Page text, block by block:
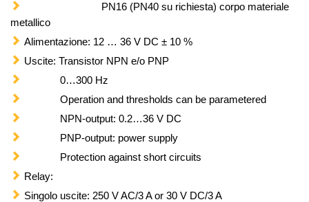
PN16 (PN40 su richiesta) corpo materiale
metallico
Alimentazione: 12 … 36 V DC ± 10 %
Uscite: Transistor NPN e/o PNP
0…300 Hz
Operation and thresholds can be parametered
NPN-output: 0.2…36 V DC
PNP-output: power supply
Protection against short circuits
Relay:
Singolo uscite: 250 V AC/3 A or 30 V DC/3 A